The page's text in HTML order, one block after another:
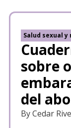
Salud sexual
sobre
del
By Cedar